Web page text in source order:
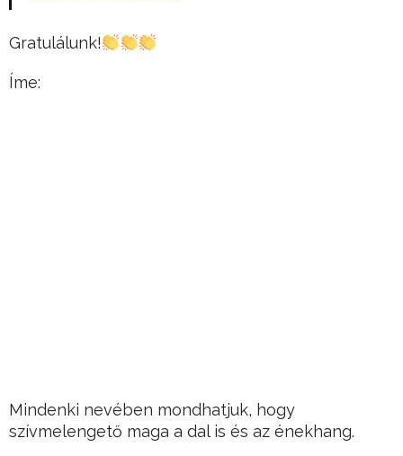
Gratulálunk!
Íme:
Mindenki nevében mondhatjuk, hogy
szívmelengető maga a dal is és az énekhang.